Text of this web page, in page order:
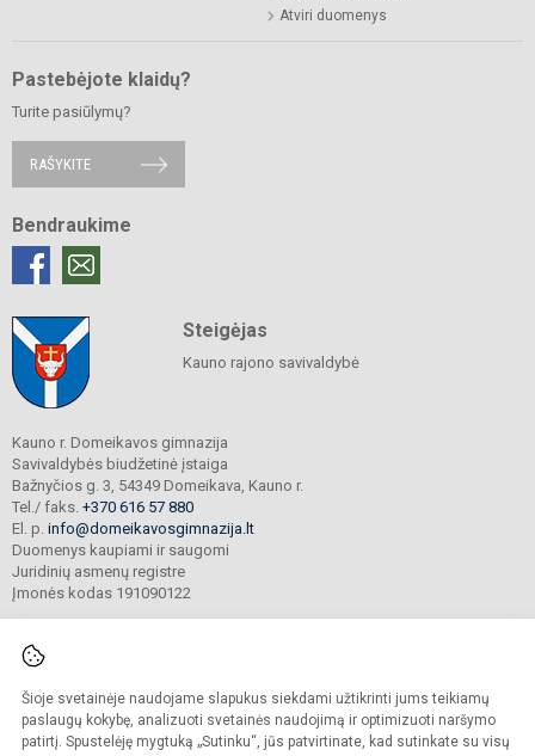
Šioje svetainėje naudojame slapukus siekdami užtikrinti jums teikiamų
paslaugų kokybę, analizuoti svetainės naudojimą ir optimizuoti naršymo
patirtį. Spustelėję mygtuką „Sutinku“, jūs patvirtinate, kad sutinkate su visų
Atviri duomenys
Pastebėjote klaidų?
Turite pasiūlymų?
RAŠYKITE
Bendraukime
Steigėjas
Kauno rajono savivaldybė
Kauno r. Domeikavos gimnazija
Savivaldybės biudžetinė įstaiga
Bažnyčios g. 3, 54349 Domeikava, Kauno r.
Tel./ faks. +370 616 57 880
El. p. info@domeikavosgimnazija.lt
Duomenys kaupiami ir saugomi
Juridinių asmenų registre
Įmonės kodas 191090122
© 2021. Kauno r. Domeikavos gimnazija. Visos teisės saugomos.
Kopijuoti turinį be raštiško gimnazijos sutikimo griežtai draudžiama.
Prieinamumo paraiška Slapukų valdymas